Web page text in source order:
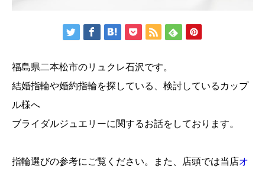
福島県二本松市のリュクレ石沢です。
結婚指輪や婚約指輪を探している、検討しているカップ
ル様へ
ブライダルジュエリーに関するお話をしております。
指輪選びの参考にご覧ください。また、店頭では当店オ